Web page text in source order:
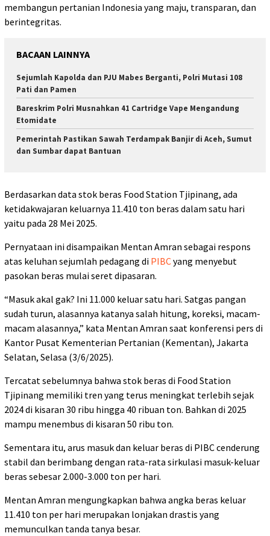
membangun pertanian Indonesia yang maju, transparan, dan
berintegritas.
BACAAN LAINNYA
Sejumlah Kapolda dan PJU Mabes Berganti, Polri Mutasi 108
Pati dan Pamen
Bareskrim Polri Musnahkan 41 Cartridge Vape Mengandung
Etomidate
Pemerintah Pastikan Sawah Terdampak Banjir di Aceh, Sumut
dan Sumbar dapat Bantuan
Berdasarkan data stok beras Food Station Tjipinang, ada
ketidakwajaran keluarnya 11.410 ton beras dalam satu hari
yaitu pada 28 Mei 2025.
Pernyataan ini disampaikan Mentan Amran sebagai respons
atas keluhan sejumlah pedagang di PIBCyang menyebut
pasokan beras mulai seret dipasaran.
“Masuk akal gak? Ini 11.000 keluar satu hari. Satgas pangan
sudah turun, alasannya katanya salah hitung, koreksi, macam-
macam alasannya,” kata Mentan Amran saat konferensi pers di
Kantor Pusat Kementerian Pertanian (Kementan), Jakarta
Selatan, Selasa (3/6/2025).
Tercatat sebelumnya bahwa stok beras di Food Station
Tjipinang memiliki tren yang terus meningkat terlebih sejak
2024 di kisaran 30 ribu hingga 40 ribuan ton. Bahkan di 2025
mampu menembus di kisaran 50 ribu ton.
Sementara itu, arus masuk dan keluar beras di PIBC cenderung
stabil dan berimbang dengan rata-rata sirkulasi masuk-keluar
beras sebesar 2.000-3.000 ton per hari.
Mentan Amran mengungkapkan bahwa angka beras keluar
11.410 ton per hari merupakan lonjakan drastis yang
memunculkan tanda tanya besar.